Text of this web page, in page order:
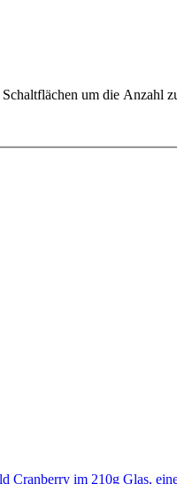
um die Anzahl
Cranberry im 210g Glas,